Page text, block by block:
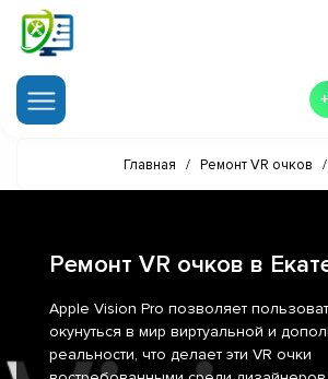
Главная / Ремонт VR очков /
Ремонт VR очков в
Apple Vision Pro позволяет
окунуться в мир виртуальной и
реальности, что делает эти VR очки